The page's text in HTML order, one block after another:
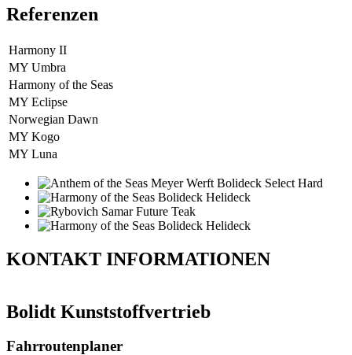
Referenzen
Harmony II
MY Umbra
Harmony of the Seas
MY Eclipse
Norwegian Dawn
MY Kogo
MY Luna
KONTAKT INFORMATIONEN
Bolidt Kunststoffvertrieb
Fahrroutenplaner